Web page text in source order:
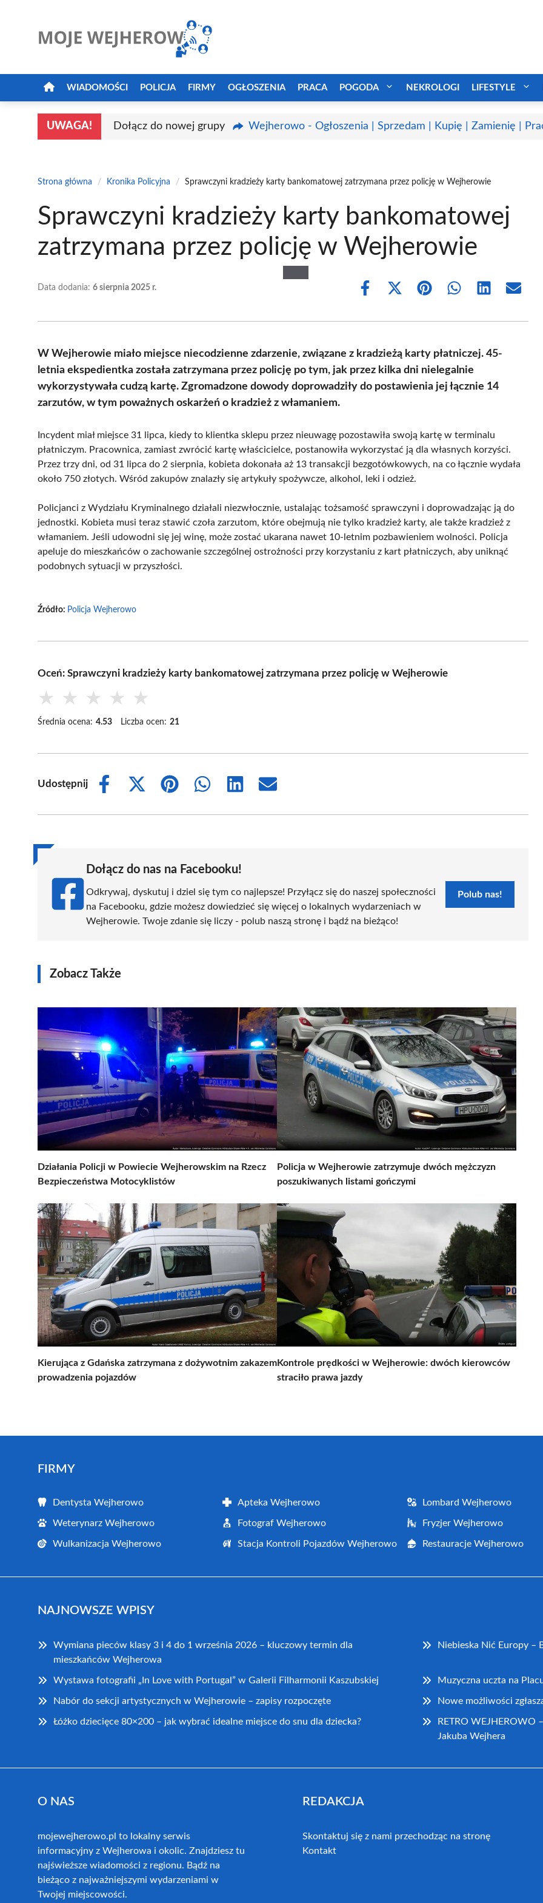
WIADOMOŚCI POLICJA FIRMY OGŁOSZENIA PRACA POGODA NEKROLOGI LIFESTYLE
UWAGA! Dołącz do nowej grupy Wejherowo - Ogłoszenia | Sprzedam | Kupię | Zamienię |
Strona główna / Kronika Policyjna / Sprawczyni kradzieży karty bankomatowej zatrzymana przez policję w Wejherowie
Sprawczyni kradzieży karty bankomatowej
zatrzymana przez policję w Wejherowie
Data dodania: 6 sierpnia 2025 r.
Share
Share
(Twitter)
Share Share Share Share
W Wejherowie miało miejsce niecodzienne zdarzenie, związane z kradzieżą karty płatniczej. 45-
letnia ekspedientka została zatrzymana przez policję po tym, jak przez kilka dni nielegalnie
wykorzystywała cudzą kartę. Zgromadzone dowody doprowadziły do postawienia jej łącznie 14
zarzutów, w tym poważnych oskarżeń o kradzież z włamaniem.
Incydent miał miejsce 31 lipca, kiedy to klientka sklepu przez nieuwagę pozostawiła swoją kartę w terminalu
płatniczym. Pracownica, zamiast zwrócić kartę właścicielce, postanowiła wykorzystać ją dla własnych korzyści.
Przez trzy dni, od 31 lipca do 2 sierpnia, kobieta dokonała aż 13 transakcji bezgotówkowych, na co łącznie wydała
około 750 złotych. Wśród zakupów znalazły się artykuły spożywcze, alkohol, leki i odzież.
Policjanci z Wydziału Kryminalnego działali niezwłocznie, ustalając tożsamość sprawczyni i doprowadzając ją do
jednostki. Kobieta musi teraz stawić czoła zarzutom, które obejmują nie tylko kradzież karty, ale także kradzież z
włamaniem. Jeśli udowodni się jej winę, może zostać ukarana nawet 10-letnim pozbawieniem wolności. Policja
apeluje do mieszkańców o zachowanie szczególnej ostrożności przy korzystaniu z kart płatniczych, aby uniknąć
podobnych sytuacji w przyszłości.
Źródło: Policja Wejherowo
Oceń: Sprawczyni kradzieży karty bankomatowej zatrzymana przez policję w Wejherowie
★ ★ ★ ★ ★
Średnia ocena: 4.53 Liczba ocen: 21
Udostępnij
Share
Share
(Twitter)
Share
Share
Share
Share
Dołącz do nas na Facebooku!
Odkrywaj, dyskutuj i dziel się tym co najlepsze! Przyłącz się do naszej społeczności
na Facebooku, gdzie możesz dowiedzieć się więcej o lokalnych wydarzeniach w
Wejherowie. Twoje zdanie się liczy - polub naszą stronę i bądź na bieżąco!
Polub nas!
Zobacz Także
Działania Policji w Powiecie Wejherowskim na Rzecz
Bezpieczeństwa Motocyklistów
Policja w Wejherowie zatrzymuje dwóch mężczyzn
poszukiwanych listami gończymi
Kierująca z Gdańska zatrzymana z dożywotnim zakazem
prowadzenia pojazdów
Kontrole prędkości w Wejherowie: dwóch kierowców
straciło prawa jazdy
FIRMY
Dentysta Wejherowo Apteka Wejherowo Lombard Wejherowo
Weterynarz Wejherowo Fotograf Wejherowo Fryzjer Wejherowo
Wulkanizacja Wejherowo Stacja Kontroli Pojazdów Wejherowo Restauracje Wejherowo
NAJNOWSZE WPISY
Wymiana pieców klasy 3 i 4 do 1 września 2026 – kluczowy termin dla
mieszkańców Wejherowa
Niebieska Nić Europy –
Wystawa fotografii „In Love with Portugal” w Galerii Filharmonii Kaszubskiej Muzyczna uczta na
Nabór do sekcji artystycznych w Wejherowie – zapisy rozpoczęte Nowe możliwości
Łóżko dziecięce 80×200 – jak wybrać idealne miejsce do snu dla dziecka?
RETRO WEJHEROWO
Jakuba Wejhera
O NAS
mojewejherowo.pl to lokalny serwis
informacyjny z Wejherowa i okolic. Znajdziesz tu
najświeższe wiadomości z regionu. Bądź na
bieżąco z najważniejszymi wydarzeniami w
Twojej miejscowości.
REDAKCJA
Skontaktuj się z nami przechodząc na stronę
Kontakt